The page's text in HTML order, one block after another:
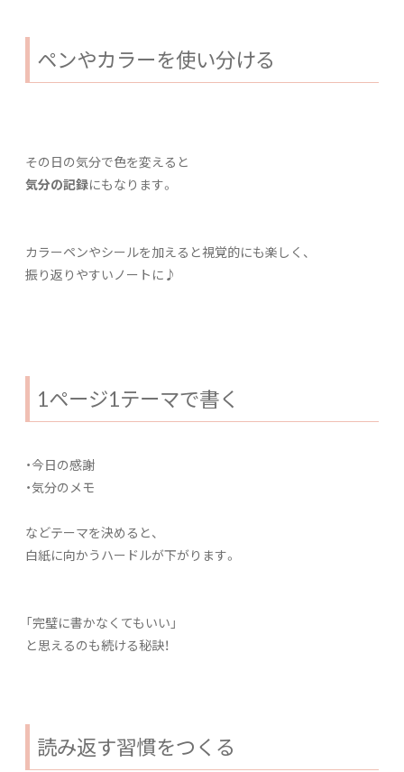
ペンやカラーを使い分ける
その日の気分で色を変えると
気分の記録にもなります。
カラーペンやシールを加えると視覚的にも楽しく、
振り返りやすいノートに♪
1ページ1テーマで書く
・今日の感謝
・気分のメモ
などテーマを決めると、
白紙に向かうハードルが下がります。
「完璧に書かなくてもいい」
と思えるのも続ける秘訣！
読み返す習慣をつくる